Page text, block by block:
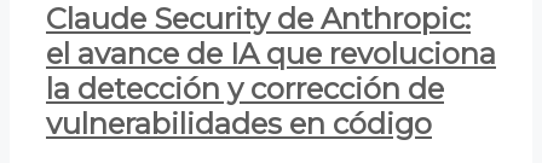
Claude Security de Anthropic:
el avance de IA que revoluciona
la detección y corrección de
vulnerabilidades en código